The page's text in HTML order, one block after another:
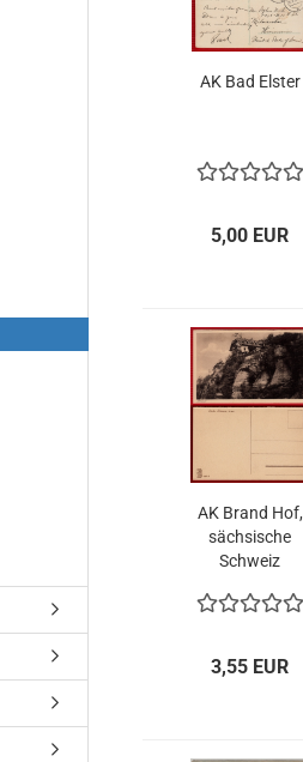
AK Bad Els­ter
5,00 EUR
AK Brand Hof,
säch­si­sche
Schweiz
3,55 EUR